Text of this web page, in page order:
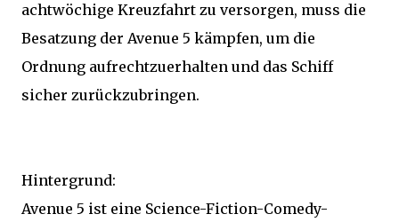
achtwöchige Kreuzfahrt zu versorgen, muss die
Besatzung der Avenue 5 kämpfen, um die
Ordnung aufrechtzuerhalten und das Schiff
sicher zurückzubringen.
Hintergrund:
Avenue 5 ist eine Science-Fiction-Comedy-